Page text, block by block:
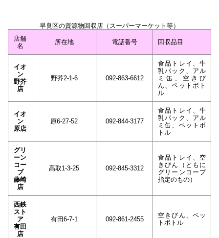
早良区の資源物回収店（スーパーマーケット等）
店舗
名
所在地 電話番号 回収品目
イオ
ン
野芥
店
野芥2-1-6 092-863-6612
食品トレイ、牛
乳パック、アル
ミ缶、空きび
ん、ペットボト
ル
イオ
ン
原店
原6-27-52 092-844-3177
食品トレイ、牛
乳パック、アル
ミ缶、ペットボ
トル
グリ
ーン
コー
プ
藤崎
店
高取1-3-25 092-845-3312
食品トレイ、空
きびん（ともに
グリーンコープ
指定のもの）
西鉄
スト
ア
有田
店
有田6-7-1 092-861-2455
空きびん、ペッ
トボトル